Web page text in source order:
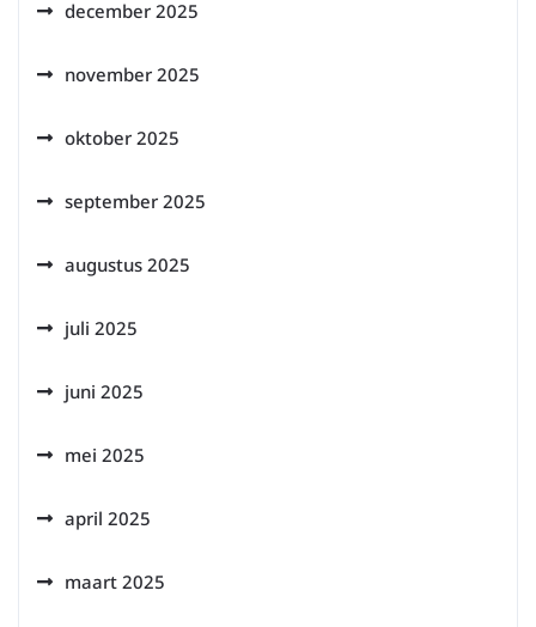
december 2025
november 2025
oktober 2025
september 2025
augustus 2025
juli 2025
juni 2025
mei 2025
april 2025
maart 2025